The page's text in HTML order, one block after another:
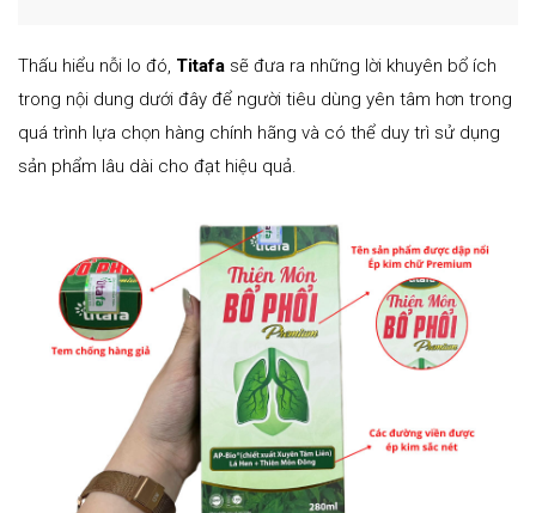
Thấu hiểu nỗi lo đó, Titafa sẽ đưa ra những lời khuyên bổ ích
trong nội dung dưới đây để người tiêu dùng yên tâm hơn trong
quá trình lựa chọn hàng chính hãng và có thể duy trì sử dụng
sản phẩm lâu dài cho đạt hiệu quả.